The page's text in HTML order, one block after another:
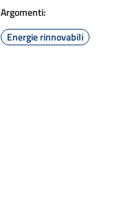
Argomenti:
Energie rinnovabili